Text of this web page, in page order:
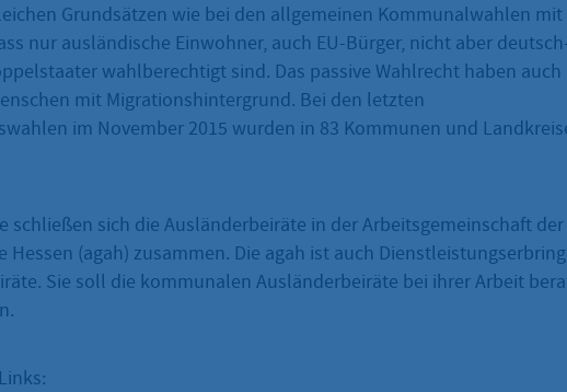
Grundsätzen wie bei den allgemeinen Kommunalwahlen mit
nur ausländische Einwohner, auch EU-Bürger, nicht aber
wahlberechtigt sind. Das passive Wahlrecht haben auch
mit Migrationshintergrund. Bei den letzten
im November 2015 wurden in 83 Kommunen und
schließen sich die Ausländerbeiräte in der Arbeitsgemeinschaft der
Hessen (agah) zusammen. Die agah ist auch
Sie soll die kommunalen Ausländerbeiräte bei ihrer Arbeit